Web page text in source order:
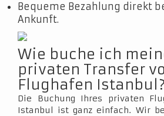
Bequeme Bezahlung direkt
Ankunft.
Wie buche ich
privaten Transfer
Flughafen Istanbul?
Die Buchung Ihres privaten
Istanbul ist ganz einfach. Wir